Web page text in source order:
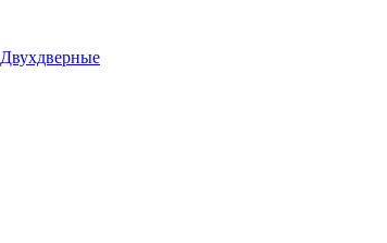
Двухдверные